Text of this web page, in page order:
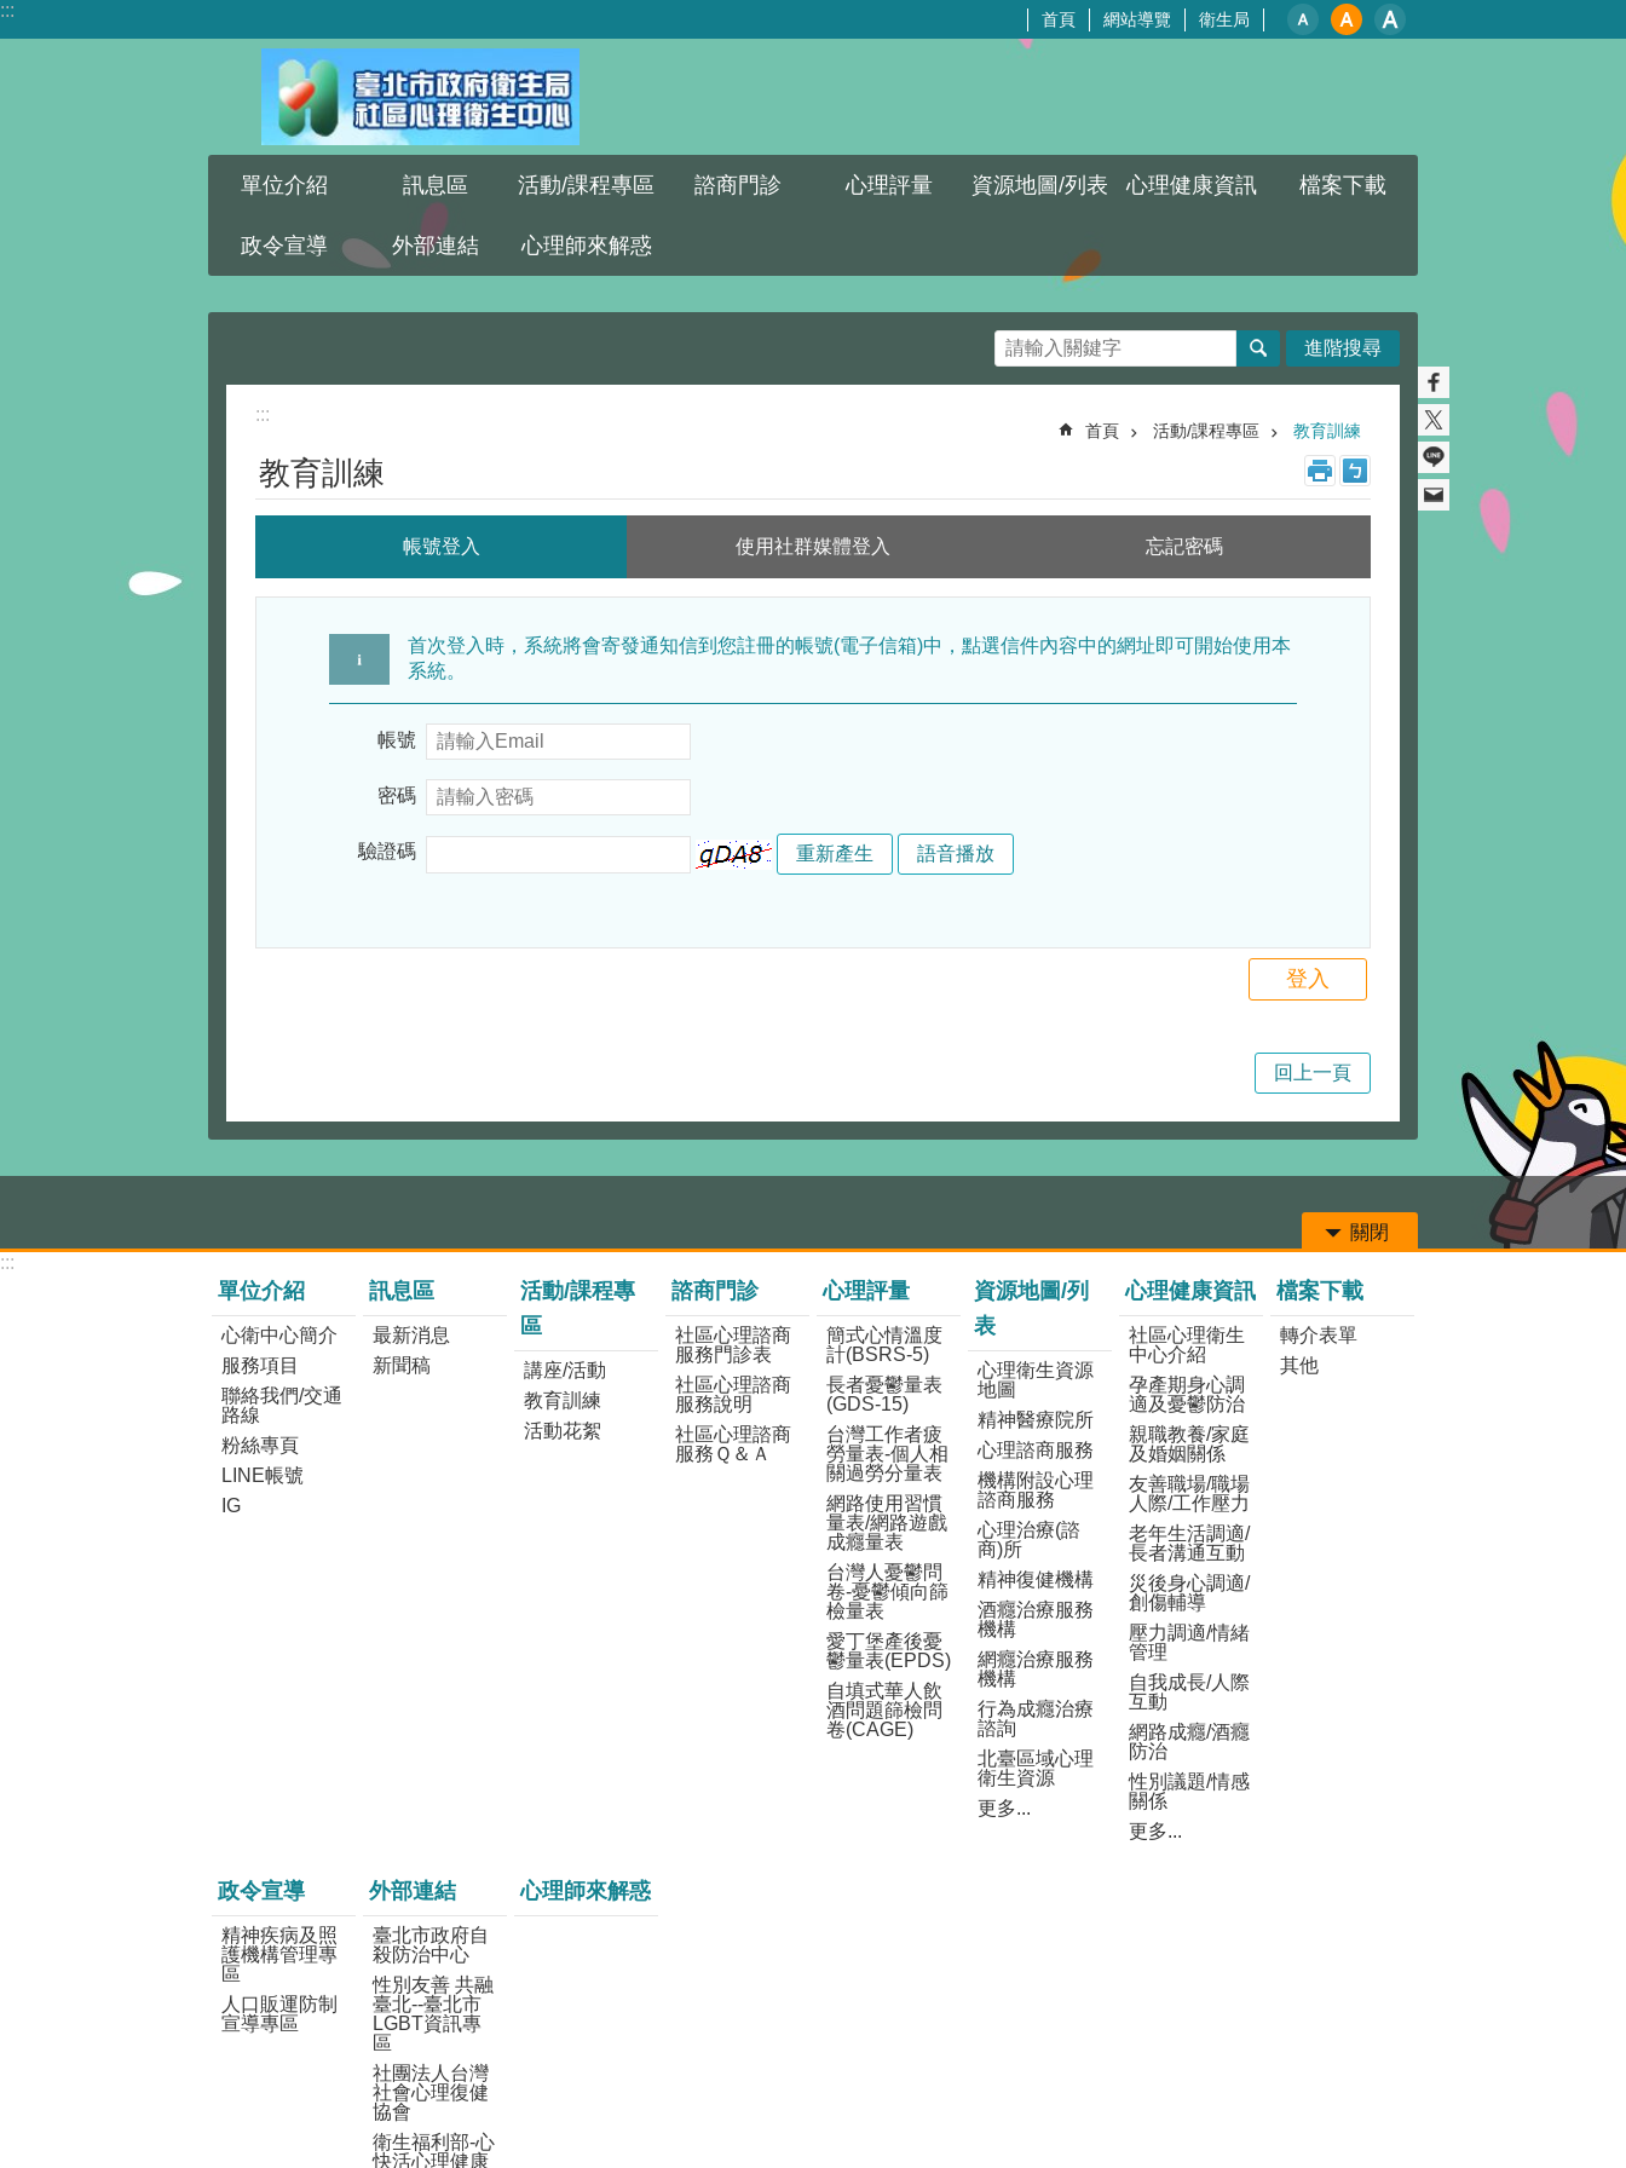
跳到主要內容區塊
::: 首頁 網站導覽 衛生局
單位介紹 訊息區 活動/課程專區 諮商門診 心理評量 資源地圖/列表 心理健康資訊 檔案下載
政令宣導 外部連結 心理師來解惑
進階搜尋
:::
首頁 活動/課程專區 教育訓練
教育訓練
帳號登入 使用社群媒體登入 忘記密碼
首次登入時，系統將會寄發通知信到您註冊的帳號(電子信箱)中，點選信件內容中的網址即可開始使用本
系統。
帳號
密碼
驗證碼
登入
回上一頁
關閉
:::
單位介紹
心衛中心簡介
服務項目
聯絡我們/交通
路線
粉絲專頁
LINE帳號
IG
訊息區
最新消息
新聞稿
活動/課程專
區
講座/活動
教育訓練
活動花絮
諮商門診
社區心理諮商
服務門診表
社區心理諮商
服務說明
社區心理諮商
服務Ｑ＆Ａ
心理評量
簡式心情溫度
計(BSRS-5)
長者憂鬱量表
(GDS-15)
台灣工作者疲
勞量表-個人相
關過勞分量表
網路使用習慣
量表/網路遊戲
成癮量表
台灣人憂鬱問
卷-憂鬱傾向篩
檢量表
愛丁堡產後憂
鬱量表(EPDS)
自填式華人飲
酒問題篩檢問
卷(CAGE)
資源地圖/列
表
心理衛生資源
地圖
精神醫療院所
心理諮商服務
機構附設心理
諮商服務
心理治療(諮
商)所
精神復健機構
酒癮治療服務
機構
網癮治療服務
機構
行為成癮治療
諮詢
北臺區域心理
衛生資源
更多...
心理健康資訊
社區心理衛生
中心介紹
孕產期身心調
適及憂鬱防治
親職教養/家庭
及婚姻關係
友善職場/職場
人際/工作壓力
老年生活調適/
長者溝通互動
災後身心調適/
創傷輔導
壓力調適/情緒
管理
自我成長/人際
互動
網路成癮/酒癮
防治
性別議題/情感
關係
更多...
檔案下載
轉介表單
其他
政令宣導
精神疾病及照
護機構管理專
區
人口販運防制
宣導專區
外部連結
臺北市政府自
殺防治中心
性別友善 共融
臺北--臺北市
LGBT資訊專
區
社團法人台灣
社會心理復健
協會
衛生福利部-心
快活心理健康
心理師來解惑